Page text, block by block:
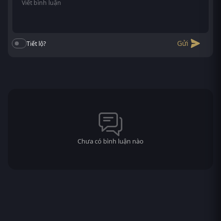
Tiết lộ? Gửi
Chưa có bình luận nào